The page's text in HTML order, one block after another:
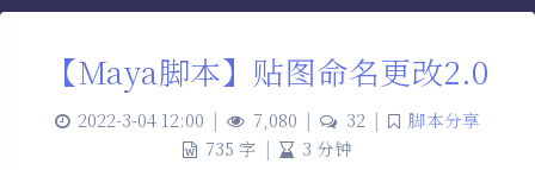
【Maya脚本】贴图命名更改2.0
2022-3-04 12:00 | 7,080 | 32 |
脚本分享
735 字 | 3 分钟